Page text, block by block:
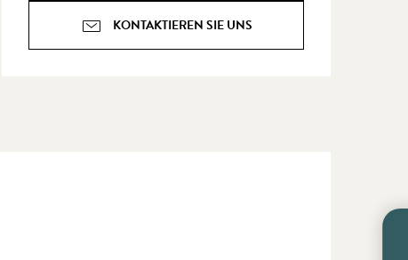
KONTAKTIEREN SIE UNS